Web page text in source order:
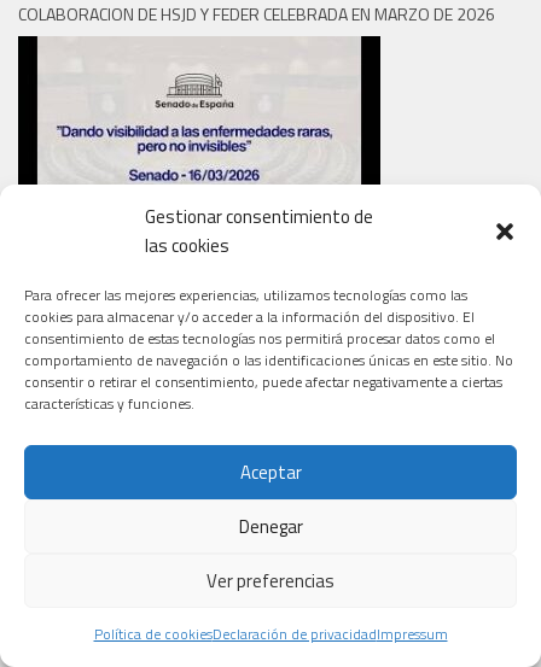
Gestionar consentimiento de
las cookies
Para ofrecer las mejores experiencias, utilizamos tecnologías como las
cookies para almacenar y/o acceder a la información del dispositivo. El
consentimiento de estas tecnologías nos permitirá procesar datos como el
comportamiento de navegación o las identificaciones únicas en este sitio. No
consentir o retirar el consentimiento, puede afectar negativamente a ciertas
características y funciones.
Aceptar
Denegar
Ver preferencias
Política de cookiesDeclaración de privacidadImpressum
COLABORACION DE HSJD Y FEDER CELEBRADA EN MARZO DE 2026
TOT ES MOU, ESPAI DE SALUT
RESUMEN LA CIENCIA DE LA SALUD PERSONAJES T2